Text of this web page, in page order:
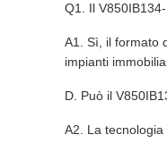
Q1. Il
A1. Sì, il formato
impianti
D. Può il
A2. La